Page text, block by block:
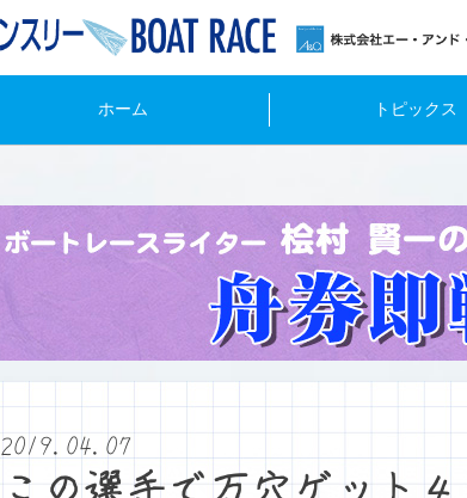
ホーム トピックス
2019.04.07
この選手で万穴ゲット